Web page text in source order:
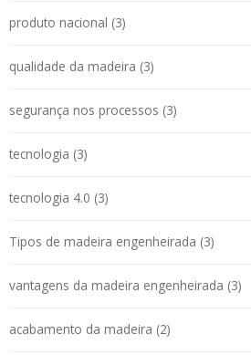
produto nacional (3)
qualidade da madeira (3)
segurança nos processos (3)
tecnologia (3)
tecnologia 4.0 (3)
Tipos de madeira engenheirada (3)
vantagens da madeira engenheirada (3)
acabamento da madeira (2)